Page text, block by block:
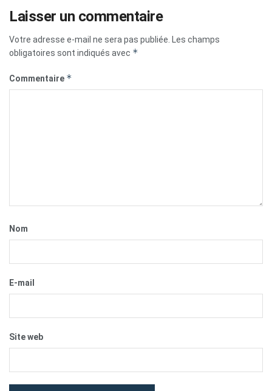
Laisser un commentaire
Votre adresse e-mail ne sera pas publiée.
Les champs
obligatoires sont indiqués avec *
Commentaire *
Nom
E-mail
Site web